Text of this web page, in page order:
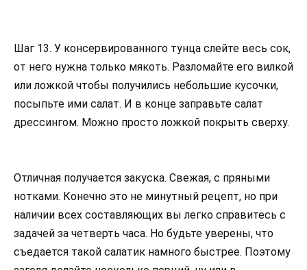
Шаг 13. У консервированного тунца слейте весь сок,
от него нужна только мякоть. Разломайте его вилкой
или ложкой чтобы получились небольшие кусочки,
посыпьте ими салат. И в конце заправьте салат
дрессингом. Можно просто ложкой покрыть сверху.
Отличная получается закуска. Свежая, с пряными
нотками. Конечно это не минутный рецепт, но при
наличии всех составляющих вы легко справитесь с
задачей за четверть часа. Но будьте уверены, что
съедается такой салатик намного быстрее. Поэтому